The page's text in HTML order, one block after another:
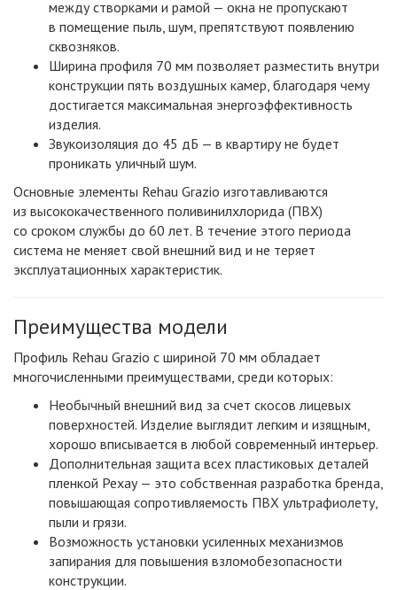
между створками и рамой — окна не пропускают
в помещение пыль, шум, препятствуют появлению
сквозняков.
Ширина профиля 70 мм позволяет разместить внутри
конструкции пять воздушных камер, благодаря чему
достигается максимальная энергоэффективность
изделия.
Звукоизоляция до 45 дБ — в квартиру не будет
проникать уличный шум.
Основные элементы Rehau Grazio изготавливаются
из высококачественного поливинилхлорида (ПВХ)
со сроком службы до 60 лет. В течение этого периода
система не меняет свой внешний вид и не теряет
эксплуатационных характеристик.
Преимущества модели
Профиль Rehau Grazio с шириной 70 мм обладает
многочисленными преимуществами, среди которых:
Необычный внешний вид за счет скосов лицевых
поверхностей. Изделие выглядит легким и изящным,
хорошо вписывается в любой современный интерьер.
Дополнительная защита всех пластиковых деталей
пленкой Рехау — это собственная разработка бренда,
повышающая сопротивляемость ПВХ ультрафиолету,
пыли и грязи.
Возможность установки усиленных механизмов
запирания для повышения взломобезопасности
конструкции.